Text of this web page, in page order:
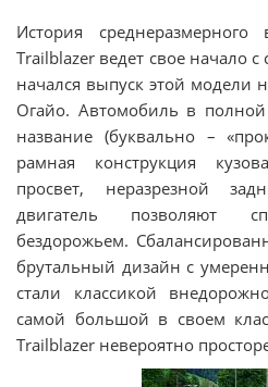
История среднеразмерного
Trailblazer ведет свое начало с
начался выпуск этой модели
Огайо. Автомобиль в
название (буквально –
рамная конструкция
просвет, неразрезной
двигатель позволяют
бездорожьем.
брутальный дизайн с
стали классикой
самой большой в своем
Trailblazer невероятно